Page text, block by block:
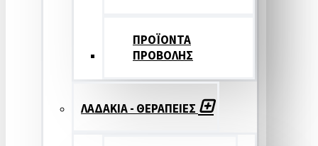
ΠΡΟΪΟΝΤΑ
ΠΡΟΒΟΛΗΣ
ΛΑΔΑΚΙΑ - ΘΕΡΑΠΕΙΕΣ